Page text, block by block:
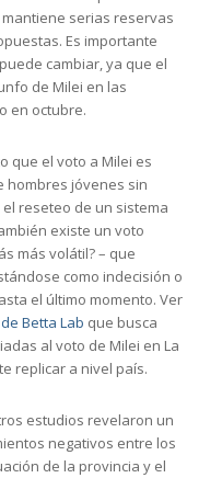
serias reservas
Es importante
cambiar, ya que el
de Milei en las
en octubre.
que el voto a Milei es
hombres jóvenes sin
reseteo de un sistema
existe un voto
más volátil? – que
como indecisión o
el último momento. Ver
Betta Lab que busca
al voto de Milei en La
replicar a nivel país.
estudios revelaron un
negativos entre los
de la provincia y el